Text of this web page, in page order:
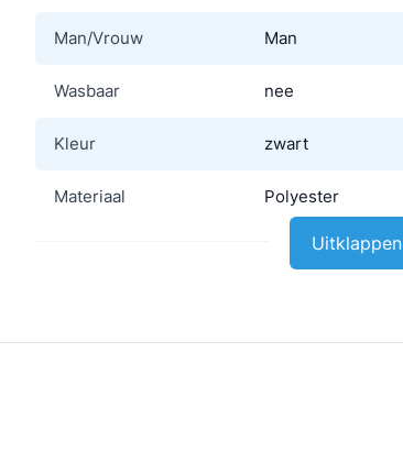
Man/Vrouw Man
Wasbaar nee
Kleur zwart
Materiaal Polyester
Uitklappen